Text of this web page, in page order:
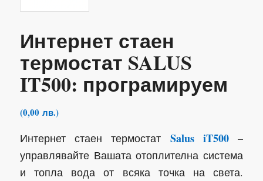
Интернет стаен
термостат SALUS
IT500: програмируем
(0,00 лв.)
Интернет стаен термостатSalus iT500 –
управлявайте Вашата отоплителна система
и топла вода от всяка точка на света.